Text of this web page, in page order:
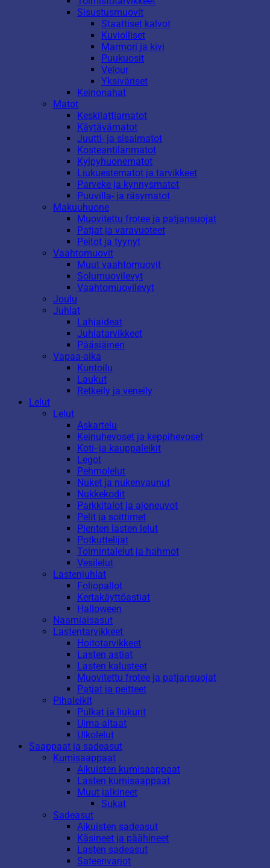
Sisustusmuovit
Staattiset kalvot
Kuviolliset
Marmori ja kivi
Puukuosit
Velour
Yksiväriset
Keinonahat
Matot
Keskilattiamatot
Käytävämatot
Juutti- ja sisalmatot
Kosteantilanmatot
Kylpyhuonematot
Liukuestematot ja tarvikkeet
Parveke ja kynnysmatot
Puuvilla- ja räsymatot
Makuuhuone
Muovitettu frotee ja patjansuojat
Patjat ja varavuoteet
Peitot ja tyynyt
Vaahtomuovit
Muut vaahtomuovit
Solumuovilevyt
Vaahtomuovilevyt
Joulu
Juhlat
Lahjaideat
Juhlatarvikkeet
Pääsiäinen
Vapaa-aika
Kuntoilu
Laukut
Retkeily ja veneily
Lelut
Lelut
Askartelu
Keinuhevoset ja keppihevoset
Koti- ja kauppaleikit
Legot
Pehmolelut
Nuket ja nukenvaunut
Nukkekodit
Parkkitalot ja ajoneuvot
Pelit ja soittimet
Pienten lasten lelut
Potkuttelijat
Toimintalelut ja hahmot
Vesilelut
Lastenjuhlat
Foliopallot
Kertakäyttöastiat
Halloween
Naamiaisasut
Lastentarvikkeet
Hoitotarvikkeet
Lasten astiat
Lasten kalusteet
Muovitettu frotee ja patjansuojat
Patjat ja peitteet
Pihaleikit
Pulkat ja liukurit
Uima-altaat
Ulkolelut
Saappaat ja sadeasut
Kumisaappaat
Aikuisten kumisaappaat
Lasten kumisaappaat
Muut jalkineet
Sukat
Sadeasut
Aikuisten sadeasut
Käsineet ja päähineet
Lasten sadeasut
Sateenvarjot